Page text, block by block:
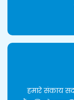
हमारे संकाय